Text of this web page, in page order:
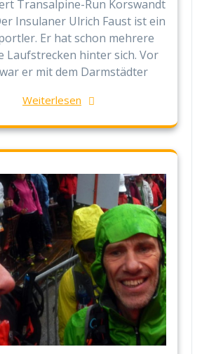
Transalpine-Run Korswandt
Insulaner Ulrich Faust ist ein
Er hat schon mehrere
Laufstrecken hinter sich. Vor
er mit dem Darmstädter
Weiterlesen